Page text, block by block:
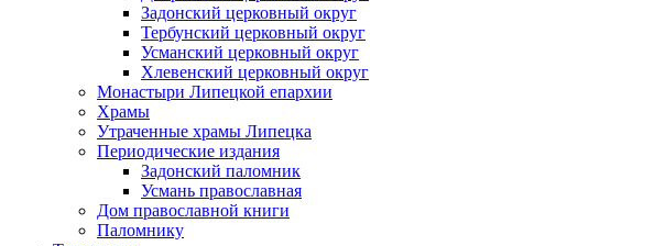
Задонский церковный округ
Тербунский церковный округ
Усманский церковный округ
Хлевенский церковный округ
Монастыри Липецкой епархии
Храмы
Утраченные храмы Липецка
Периодические издания
Задонский паломник
Усмань православная
Дом православной книги
Паломнику